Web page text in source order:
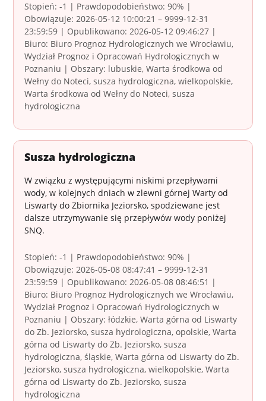
Stopień: -1 | Prawdopodobieństwo: 90% |
Obowiązuje: 2026-05-12 10:00:21 – 9999-12-31
23:59:59 | Opublikowano: 2026-05-12 09:46:27 |
Biuro: Biuro Prognoz Hydrologicznych we Wrocławiu,
Wydział Prognoz i Opracowań Hydrologicznych w
Poznaniu | Obszary: lubuskie, Warta środkowa od
Wełny do Noteci, susza hydrologiczna, wielkopolskie,
Warta środkowa od Wełny do Noteci, susza
hydrologiczna
Susza hydrologiczna
W związku z występującymi niskimi przepływami
wody, w kolejnych dniach w zlewni górnej Warty od
Liswarty do Zbiornika Jeziorsko, spodziewane jest
dalsze utrzymywanie się przepływów wody poniżej
SNQ.
Stopień: -1 | Prawdopodobieństwo: 90% |
Obowiązuje: 2026-05-08 08:47:41 – 9999-12-31
23:59:59 | Opublikowano: 2026-05-08 08:46:51 |
Biuro: Biuro Prognoz Hydrologicznych we Wrocławiu,
Wydział Prognoz i Opracowań Hydrologicznych w
Poznaniu | Obszary: łódzkie, Warta górna od Liswarty
do Zb. Jeziorsko, susza hydrologiczna, opolskie, Warta
górna od Liswarty do Zb. Jeziorsko, susza
hydrologiczna, śląskie, Warta górna od Liswarty do Zb.
Jeziorsko, susza hydrologiczna, wielkopolskie, Warta
górna od Liswarty do Zb. Jeziorsko, susza
hydrologiczna